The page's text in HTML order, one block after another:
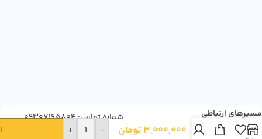
مسیرهای ارتباطی شماره تماس: 09307165804
اکشن
نعناع
Gaviscon
3,000,000 تومان -
+